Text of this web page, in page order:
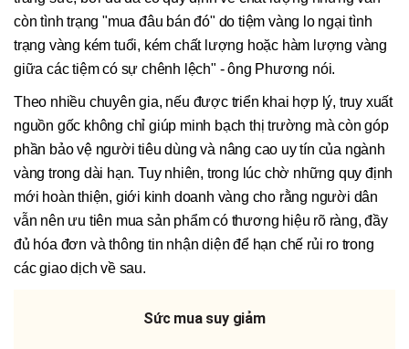
còn tình trạng "mua đâu bán đó" do tiệm vàng lo ngại tình
trạng vàng kém tuổi, kém chất lượng hoặc hàm lượng vàng
giữa các tiệm có sự chênh lệch" - ông Phương nói.
Theo nhiều chuyên gia, nếu được triển khai hợp lý, truy xuất
nguồn gốc không chỉ giúp minh bạch thị trường mà còn góp
phần bảo vệ người tiêu dùng và nâng cao uy tín của ngành
vàng trong dài hạn. Tuy nhiên, trong lúc chờ những quy định
mới hoàn thiện, giới kinh doanh vàng cho rằng người dân
vẫn nên ưu tiên mua sản phẩm có thương hiệu rõ ràng, đầy
đủ hóa đơn và thông tin nhận diện để hạn chế rủi ro trong
các giao dịch về sau.
Sức mua suy giảm